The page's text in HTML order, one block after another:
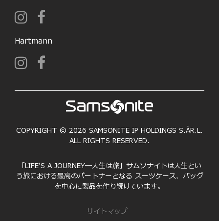
Hartmann
COPYRIGHT © 2026 SAMSONITE IP HOLDINGS S.ÀR.L.
ALL RIGHTS RESERVED.
「LIFE'S A JOURNEY―人生は旅」サムソナイトは人生とい
う旅における最高のパートナーとなる スーツケース、バッグ
を中心に製品を作り続けています。
サイトマップ